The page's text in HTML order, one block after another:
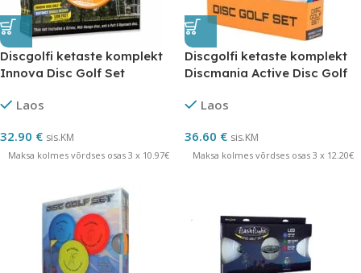
Discgolfi ketaste komplekt
Innova Disc Golf Set
Laos
32.90 € sis.KM
Maksa kolmes võrdses osas 3 x 10.97€
Discgolfi ketaste komplekt
Discmania Active Disc Golf
Laos
36.60 € sis.KM
Maksa kolmes võrdses osas 3 x 12.20€